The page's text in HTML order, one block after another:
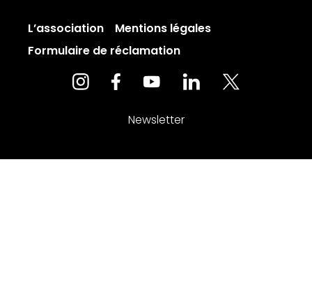
L’association
Mentions légales
Formulaire de réclamation
Newsletter